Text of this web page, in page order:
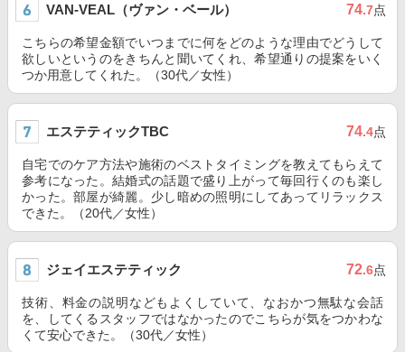
VAN-VEAL（ヴァン・ベール） 74.7点
こちらの希望金額でいつまでに何をどのような理由でどうして
欲しいというのをきちんと聞いてくれ、希望通りの提案をいく
つか用意してくれた。（30代／女性）
エステティックTBC 74.4点
自宅でのケア方法や施術のベストタイミングを教えてもらえて
参考になった。結婚式の話題で盛り上がって毎回行くのも楽し
かった。部屋が綺麗。少し暗めの照明にしてあってリラックス
できた。（20代／女性）
ジェイエステティック 72.6点
技術、料金の説明などもよくしていて、なおかつ無駄な会話
を、してくるスタッフではなかったのでこちらが気をつかわな
くて安心できた。（30代／女性）